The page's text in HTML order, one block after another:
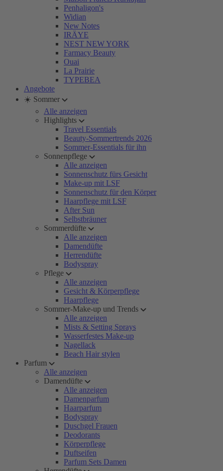
Penhaligon's
Widian
New Notes
IRÄYE
NEST NEW YORK
Farmacy Beauty
Ouai
La Prairie
TYPEBEA
Angebote
☀️ Sommer
Alle anzeigen
Highlights
Travel Essentials
Beauty-Sommertrends 2026
Sommer-Essentials für ihn
Sonnenpflege
Alle anzeigen
Sonnenschutz fürs Gesicht
Make-up mit LSF
Sonnenschutz für den Körper
Haarpflege mit LSF
After Sun
Selbstbräuner
Sommerdüfte
Alle anzeigen
Damendüfte
Herrendüfte
Bodyspray
Pflege
Alle anzeigen
Gesicht & Körperpflege
Haarpflege
Sommer-Make-up und Trends
Alle anzeigen
Mists & Setting Sprays
Wasserfestes Make-up
Nagellack
Beach Hair stylen
Parfum
Alle anzeigen
Damendüfte
Alle anzeigen
Damenparfum
Haarparfum
Bodyspray
Duschgel Frauen
Deodorants
Körperpflege
Duftseifen
Parfum Sets Damen